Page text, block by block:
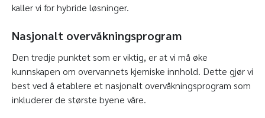
kaller vi for hybride løsninger.
Nasjonalt overvåkningsprogram
Den tredje punktet som er viktig, er at vi må øke
kunnskapen om overvannets kjemiske innhold. Dette gjør vi
best ved å etablere et nasjonalt overvåkningsprogram som
inkluderer de største byene våre.